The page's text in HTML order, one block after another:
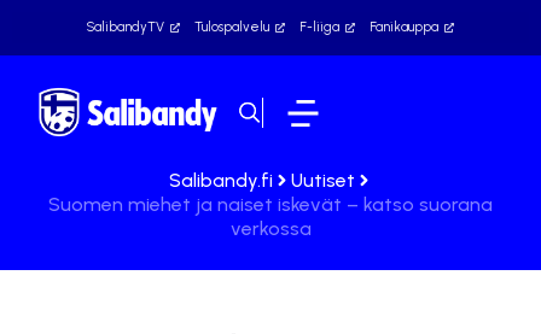
SalibandyTV Tulospalvelu F-liiga Fanikauppa
Salibandy.fi
Uutiset
Suomen miehet ja naiset iskevät – katso suorana
verkossa